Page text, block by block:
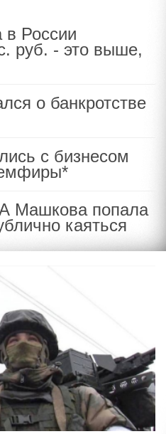
в России
руб. - это выше,
о банкротстве
с бизнесом
Машкова попала
каяться